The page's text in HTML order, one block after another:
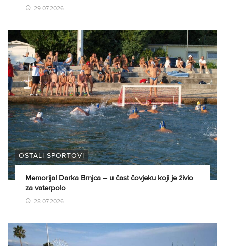
29.07.2026
OSTALI SPORTOVI
Memorijal Darka Brnjca – u čast čovjeku koji je živio
za vaterpolo
28.07.2026